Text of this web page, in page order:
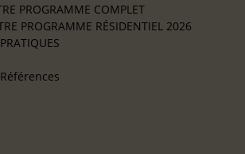
PROGRAMME COMPLET
PROGRAMME RÉSIDENTIEL 2026